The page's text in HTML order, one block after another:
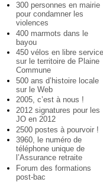
300 personnes en mairie
pour condamner les
violences
400 marmots dans le
bayou
450 vélos en libre service
sur le territoire de Plaine
Commune
500 ans d’histoire locale
sur le Web
2005, c’est à nous !
2012 signatures pour les
JO en 2012
2500 postes à pourvoir !
3960, le numéro de
téléphone unique de
l’Assurance retraite
Forum des formations
post-bac